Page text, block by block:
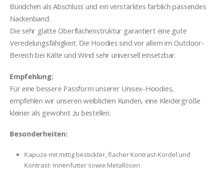
Bündchen als Abschluss und ein verstärktes farblich passendes
Nackenband.
Die sehr glatte Oberflächenstruktur garantiert eine gute
Veredelungsfähigkeit. Die Hoodies sind vor allem im Outdoor-
Bereich bei Kälte und Wind sehr universell einsetzbar.
Empfehlung:
Für eine bessere Passform unserer Unisex-Hoodies,
empfehlen wir unseren weiblichen Kunden, eine Kleidergröße
kleiner als gewohnt zu bestellen.
Besonderheiten:
Kapuze mit mittig bestickter, flacher Kontrast-Kordel und
Kontrast- Innenfutter sowie Metallösen